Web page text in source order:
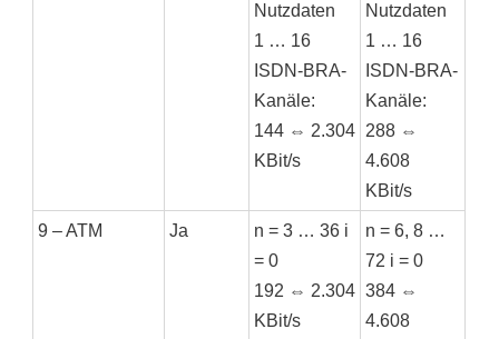
Nutzdaten
1 … 16
ISDN-BRA-
Kanäle:
144 ⇔ 2.304
KBit/s
Nutzdaten
1 … 16
ISDN-BRA-
Kanäle:
288 ⇔
4.608
KBit/s
9 – ATM Ja
n = 3 … 36 i
= 0
192 ⇔ 2.304
KBit/s
n = 6, 8 …
72 i = 0
384 ⇔
4.608